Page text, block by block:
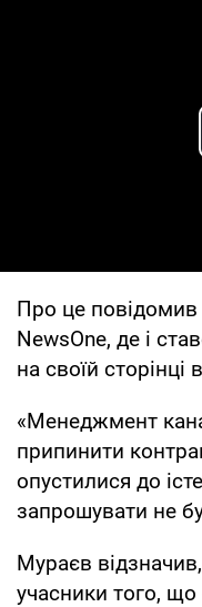
Про це повідомив
NewsOne, де і
на своїй сторінці
«Менеджмент
припинити
опустилися до
запрошувати не
Мураєв
учасники того,